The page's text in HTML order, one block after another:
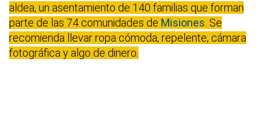
aldea, un asentamiento de 140 familias que forman
parte de las 74 comunidades de Misiones. Se
recomienda llevar ropa cómoda, repelente, cámara
fotográfica y algo de dinero.